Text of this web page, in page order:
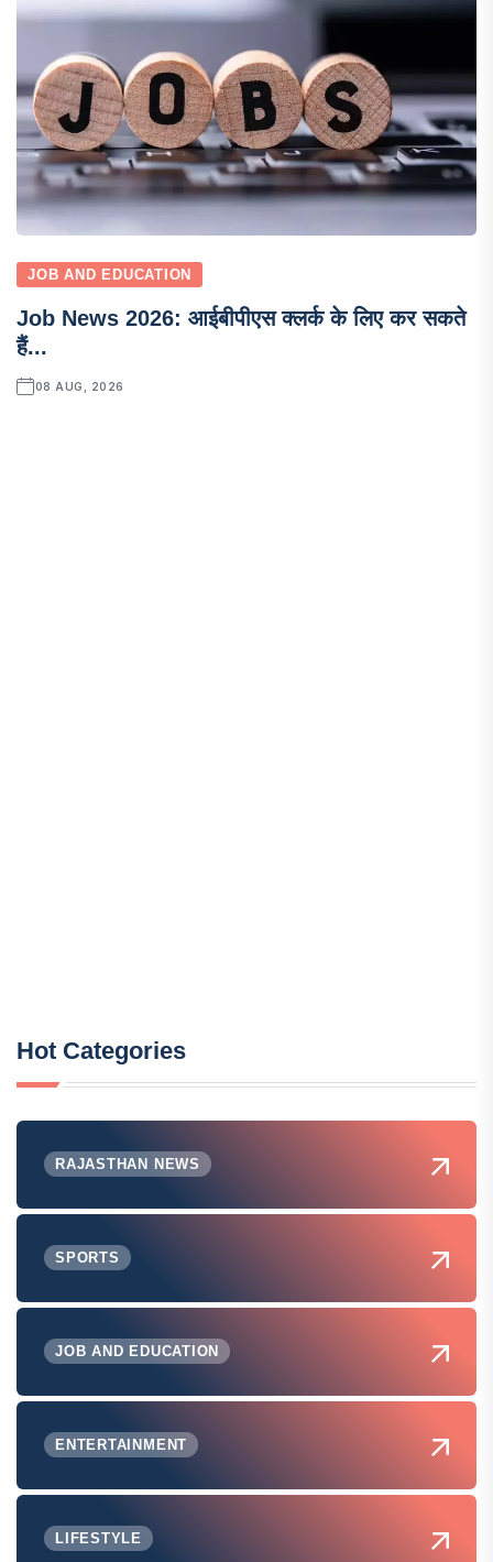
JOB AND EDUCATION
Job News 2026: आईबीपीएस क्लर्क के लिए कर सकते
हैं...
08 AUG, 2026
Hot Categories
RAJASTHAN NEWS
SPORTS
JOB AND EDUCATION
ENTERTAINMENT
LIFESTYLE